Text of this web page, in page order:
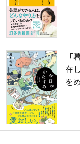
在
を